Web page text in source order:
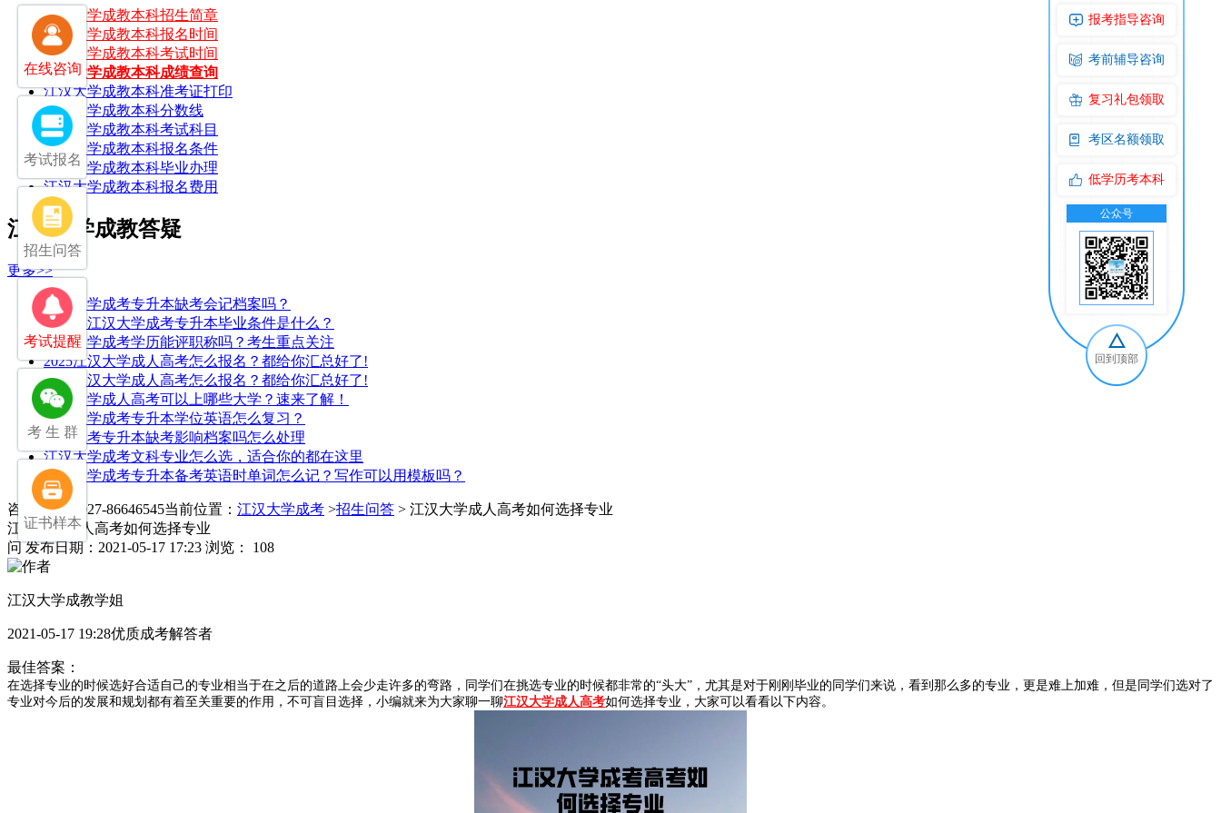
江汉大学成教本科招生简章
江汉大学成教本科报名时间
江汉大学成教本科考试时间
江汉大学成教本科成绩查询
江汉大学成教本科准考证打印
江汉大学成教本科分数线
江汉大学成教本科考试科目
江汉大学成教本科报名条件
江汉大学成教本科毕业办理
江汉大学成教本科报名费用
江汉大学成教答疑
更多>>
江汉大学成考专升本缺考会记档案吗？
2025年江汉大学成考专升本毕业条件是什么？
江汉大学成考学历能评职称吗？考生重点关注
2025江汉大学成人高考怎么报名？都给你汇总好了!
2025江汉大学成人高考怎么报名？都给你汇总好了!
江汉大学成人高考可以上哪些大学？速来了解！
江汉大学成考专升本学位英语怎么复习？
湖北成考专升本缺考影响档案吗怎么处理
江汉大学成考文科专业怎么选，适合你的都在这里
江汉大学成考专升本备考英语时单词怎么记？写作可以用模板吗？
咨询电话：027-86646545当前位置： 江汉大学成考 >招生问答 > 江汉大学成人高考如何选择专业
江汉大学成人高考如何选择专业
问 发布日期：2021-05-17 17:23 浏览： 108
江汉大学成教学姐
2021-05-17 19:28优质成考解答者
最佳答案：
在选择专业的时候选好合适自己的专业相当于在之后的道路上会少走许多的弯路，同学们在挑选专业的时候都非常的“头大”，尤其是对于刚刚毕业的同学们来说，看到那么多的专业，更是难上加难，但是同学们选对了
专业对今后的发展和规划都有着至关重要的作用，不可盲目选择，小编就来为大家聊一聊江汉大学成人高考如何选择专业，大家可以看看以下内容。
在线咨询
考试报名
招生问答
考试提醒
考 生 群
证书样本
报考指导咨询
考前辅导咨询
复习礼包领取
考区名额领取
低学历考本科
公众号
回到顶部